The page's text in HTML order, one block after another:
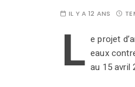
IL Y A 12 ANS
L e projet
eaux
au 15 avril